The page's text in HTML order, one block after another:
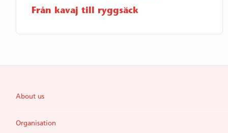
Från kavaj till ryggsäck
About us
Organisation